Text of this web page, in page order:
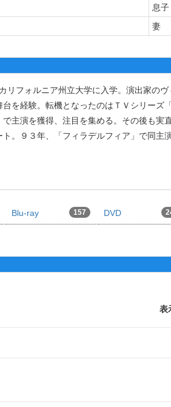
息子
妻
フォルニア州立大学に入学。演出家の
を経験。転機となったのはＴＶシリーズ
主演を獲得、注目を集める。その後も実
。９３年、「フィラデルフィア」で同主
Blu-ray 157 DVD
表